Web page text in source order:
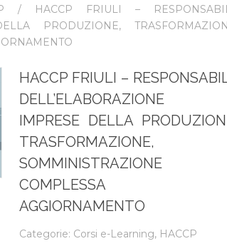
/ HACCP FRIULI –
PRODUZIONE,
HACCP FRIULI –
DELL’ELABORAZIONE
IMPRESE DELLA
TRASFORMAZIONE,
SOMMINISTRAZIONE
COMPLESSA
AGGIORNAMENTO
Categorie: Corsi e-Learning, HACCP